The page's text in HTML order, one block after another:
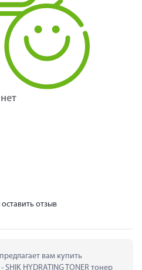
оставить отзыв
вам купить
HYDRATING TONER тонер